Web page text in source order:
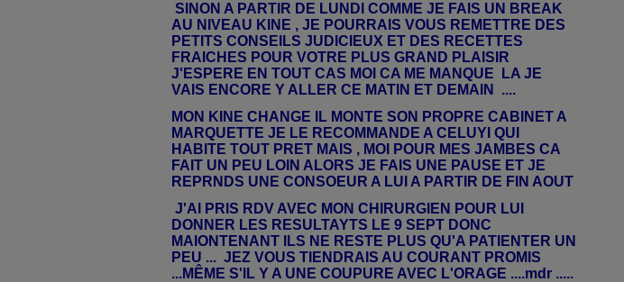
SINON A PARTIR DE LUNDI COMME JE FAIS UN BREAK
AU NIVEAU KINE , JE POURRAIS VOUS REMETTRE DES
PETITS CONSEILS JUDICIEUX ET DES RECETTES
FRAICHES POUR VOTRE PLUS GRAND PLAISIR
J'ESPERE EN TOUT CAS MOI CA ME MANQUE LA JE
VAIS ENCORE Y ALLER CE MATIN ET DEMAIN ....
MON KINE CHANGE IL MONTE SON PROPRE CABINET A
MARQUETTE JE LE RECOMMANDE A CELUYI QUI
HABITE TOUT PRET MAIS , MOI POUR MES JAMBES CA
FAIT UN PEU LOIN ALORS JE FAIS UNE PAUSE ET JE
REPRNDS UNE CONSOEUR A LUI A PARTIR DE FIN AOUT
J'AI PRIS RDV AVEC MON CHIRURGIEN POUR LUI
DONNER LES RESULTAYTS LE 9 SEPT DONC
MAIONTENANT ILS NE RESTE PLUS QU'A PATIENTER UN
PEU ... JEZ VOUS TIENDRAIS AU COURANT PROMIS
...MÊME S'IL Y A UNE COUPURE AVEC L'ORAGE ....mdr .....